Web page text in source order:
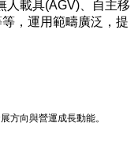
人載具(AGV)、自主移
，運用範疇廣泛，提
方向與營運成長動能。